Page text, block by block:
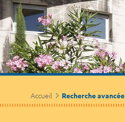
Accueil Recherche avancée